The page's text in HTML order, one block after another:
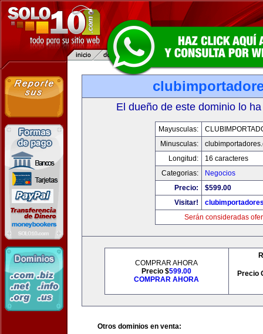
El dueño de este dominio lo
Mayusculas:
Minusculas:
Longitud:
16 caracteres
Categorias:
Negocios
Precio:
$599.00
Visitar!
Serán consideradas
COMPRAR AHORA
Precio $599.00
COMPRAR AHORA
Precio
Otros dominios en venta: